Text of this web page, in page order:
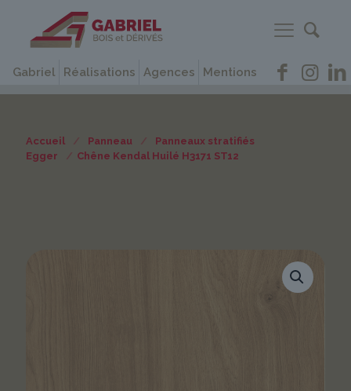
Gabriel Réalisations Agences Mentions
Accueil / Panneau /
Panneaux stratifiés
Egger
/ Chêne Kendal Huilé H3171 ST12